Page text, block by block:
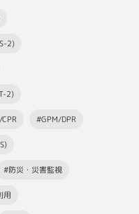
2)
2)
#GPM/DPR
#防災・災害監視
用